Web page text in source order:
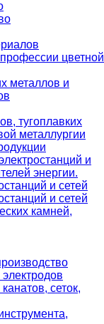
цветной
металлов и
тугоплавких
металлургии
и
энергии.
и сетей
и сетей
камней,
сеток,